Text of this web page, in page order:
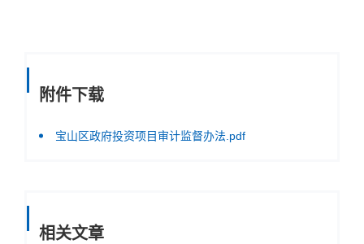
附件下载
宝山区政府投资项目审计监督办法.pdf
相关文章